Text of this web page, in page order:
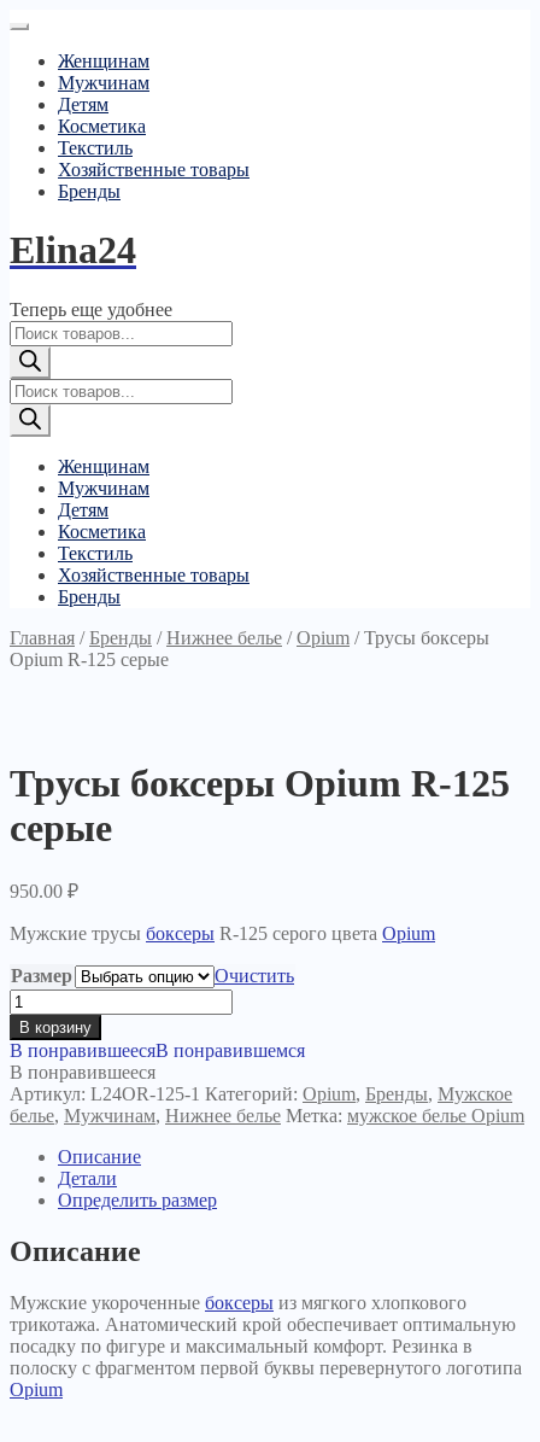
Женщинам
Мужчинам
Детям
Косметика
Текстиль
Хозяйственные товары
Бренды
Elina24
Теперь еще удобнее
Поиск
товаров
Поиск
товаров
Женщинам
Мужчинам
Детям
Косметика
Текстиль
Хозяйственные товары
Бренды
Главная /Бренды /Нижнее белье /Opium /Трусы боксеры
Opium R-125 серые
Трусы боксеры Opium R-125
серые
950.00 ₽
Мужские трусы боксеры R-125 серого цвета Opium
Размер
Очистить
Количество
товара
Трусы
боксеры
Opium
R-
125
серые
В корзину
В понравившеесяВ понравившемся
В понравившееся
Артикул: L24OR-125-1 Категорий: Opium, Бренды, Мужское
белье, Мужчинам, Нижнее белье Метка: мужское белье Opium
Описание
Детали
Определить размер
Описание
Мужские укороченные боксеры из мягкого хлопкового
трикотажа. Анатомический крой обеспечивает оптимальную
посадку по фигуре и максимальный комфорт. Резинка в
полоску с фрагментом первой буквы перевернутого логотипа
Opium